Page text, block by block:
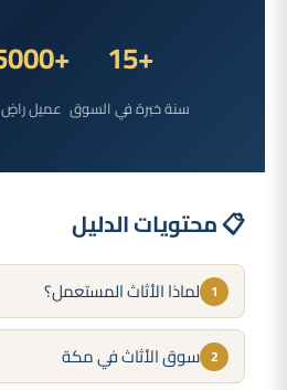
+15
سنة خبرة في السوق
+5000
عميل راضٍ
📋 محتويات الدليل
1 لماذا الأثاث المستعمل؟
2 سوق الأثاث في مكة